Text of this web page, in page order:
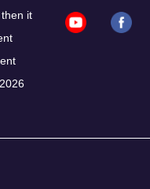
it